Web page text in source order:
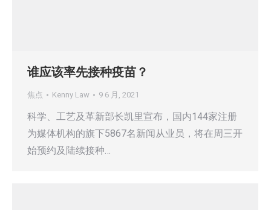
谁应该率先接种疫苗？
焦点 Kenny Law 9 6 月, 2021
科学、工艺及革新部长凯里宣布，国内144家注册
为媒体机构的旗下5867名新闻从业员，将在周三开
始预约及陆续接种…